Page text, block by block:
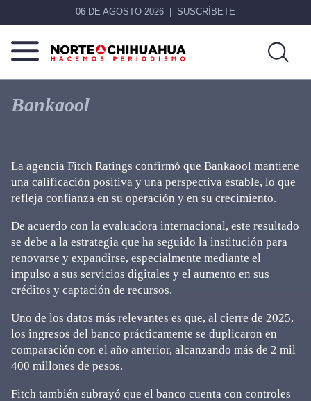
06 DE AGOSTO 2026 SUSCRÍBETE
Norte
De
Chihuahua
Más
que
noticias,
Bankaool
La agencia Fitch Ratings confirmó que Bankaool mantiene
una calificación positiva y una perspectiva estable, lo que
refleja confianza en su operación y en su crecimiento.
De acuerdo con la evaluadora internacional, este resultado
se debe a la estrategia que ha seguido la institución para
renovarse y expandirse, especialmente mediante el
impulso a sus servicios digitales y el aumento en sus
créditos y captación de recursos.
Uno de los datos más relevantes es que, al cierre de 2025,
los ingresos del banco prácticamente se duplicaron en
comparación con el año anterior, alcanzando más de 2 mil
400 millones de pesos.
Fitch también subrayó que el banco cuenta con controles